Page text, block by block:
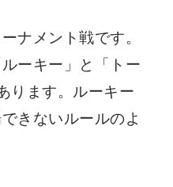
ナメント戦です。
ーキー」と「トー
ります。ルーキー
きないルールのよ